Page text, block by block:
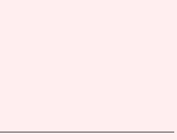
Cvandaag
van